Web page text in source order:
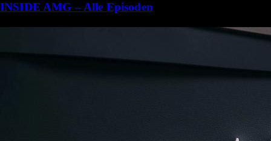
INSIDE AMG – Alle Episoden